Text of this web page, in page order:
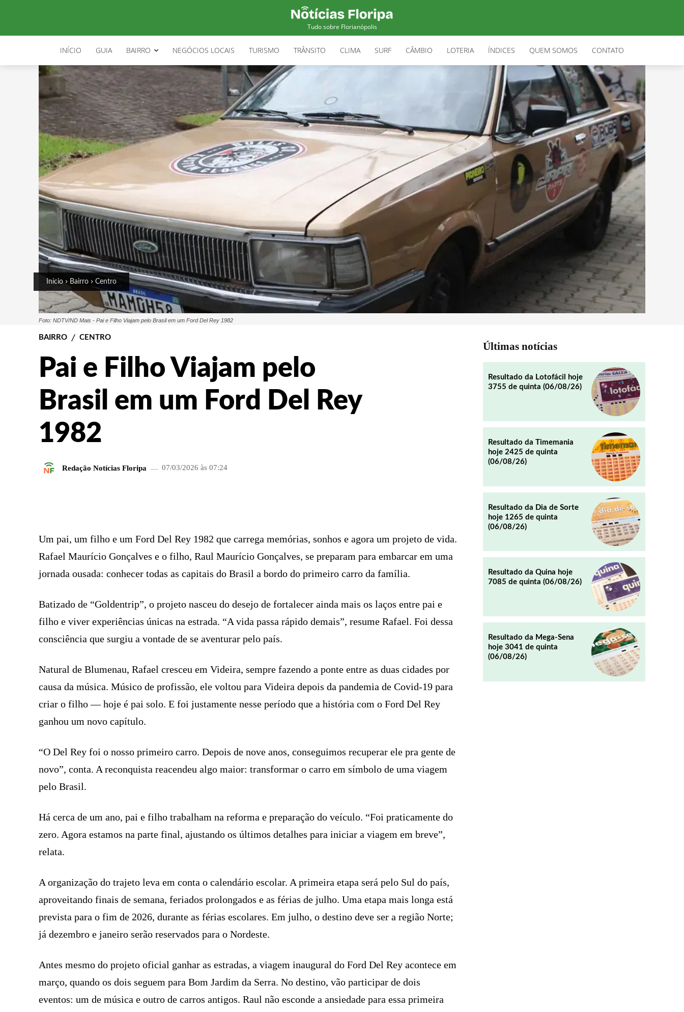
Tudo sobre Florianópolis
INÍCIO GUIA BAIRRO NEGÓCIOS LOCAIS TURISMO TRÂNSITO CLIMA SURF CÂMBIO LOTERIA ÍNDICES QUEM SOMOS CONTATO
Início Bairro Centro
Foto: NDTV/ND Mais - Pai e Filho Viajam pelo Brasil em um Ford Del Rey 1982
BAIRRO CENTRO
Pai e Filho Viajam pelo
Brasil em um Ford Del Rey
1982
Redação Notícias Floripa 07/03/2026 às 07:24
Um pai, um filho e um Ford Del Rey 1982 que carrega memórias, sonhos e agora um projeto de vida.
Rafael Maurício Gonçalves e o filho, Raul Maurício Gonçalves, se preparam para embarcar em uma
jornada ousada: conhecer todas as capitais do Brasil a bordo do primeiro carro da família.
Batizado de “Goldentrip”, o projeto nasceu do desejo de fortalecer ainda mais os laços entre pai e
filho e viver experiências únicas na estrada. “A vida passa rápido demais”, resume Rafael. Foi dessa
consciência que surgiu a vontade de se aventurar pelo país.
Natural de Blumenau, Rafael cresceu em Videira, sempre fazendo a ponte entre as duas cidades por
causa da música. Músico de profissão, ele voltou para Videira depois da pandemia de Covid-19 para
criar o filho — hoje é pai solo. E foi justamente nesse período que a história com o Ford Del Rey
ganhou um novo capítulo.
“O Del Rey foi o nosso primeiro carro. Depois de nove anos, conseguimos recuperar ele pra gente de
novo”, conta. A reconquista reacendeu algo maior: transformar o carro em símbolo de uma viagem
pelo Brasil.
Há cerca de um ano, pai e filho trabalham na reforma e preparação do veículo. “Foi praticamente do
zero. Agora estamos na parte final, ajustando os últimos detalhes para iniciar a viagem em breve”,
relata.
A organização do trajeto leva em conta o calendário escolar. A primeira etapa será pelo Sul do país,
aproveitando finais de semana, feriados prolongados e as férias de julho. Uma etapa mais longa está
prevista para o fim de 2026, durante as férias escolares. Em julho, o destino deve ser a região Norte;
já dezembro e janeiro serão reservados para o Nordeste.
Antes mesmo do projeto oficial ganhar as estradas, a viagem inaugural do Ford Del Rey acontece em
março, quando os dois seguem para Bom Jardim da Serra. No destino, vão participar de dois
eventos: um de música e outro de carros antigos. Raul não esconde a ansiedade para essa primeira
Últimas notícias
Resultado da Lotofácil hoje
3755 de quinta (06/08/26)
Resultado da Timemania
hoje 2425 de quinta
(06/08/26)
Resultado da Dia de Sorte
hoje 1265 de quinta
(06/08/26)
Resultado da Quina hoje
7085 de quinta (06/08/26)
Resultado da Mega-Sena
hoje 3041 de quinta
(06/08/26)